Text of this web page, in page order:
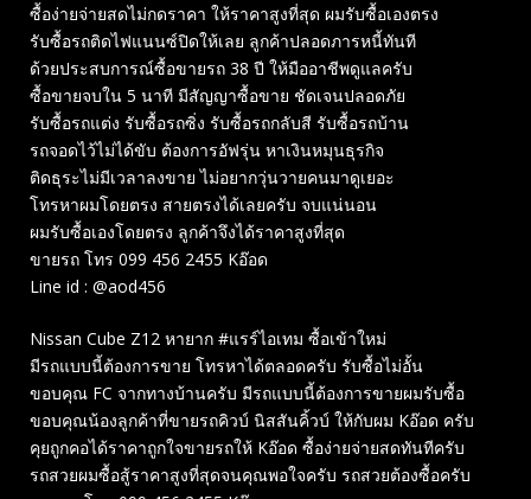
ซื้อง่ายจ่ายสดไม่กดราคา ให้ราคาสูงที่สุด ผมรับซื้อเองตรง
รับซื้อรถติดไฟแนนซ์ปิดให้เลย ลูกค้าปลอดภารหนี้ทันที
ด้วยประสบการณ์ซื้อขายรถ 38 ปี ให้มืออาชีพดูแลครับ
ซื้อขายจบใน 5 นาที มีสัญญาซื้อขาย ชัดเจนปลอดภัย
รับซื้อรถแต่ง รับซื้อรถซิ่ง รับซื้อรถกลับสี รับซื้อรถบ้าน
รถจอดไว้ไม่ได้ขับ ต้องการอัฟรุ่น หาเงินหมุนธุรกิจ
ติดธุระไม่มีเวลาลงขาย ไม่อยากวุ่นวายคนมาดูเยอะ
โทรหาผมโดยตรง สายตรงได้เลยครับ จบแน่นอน
ผมรับซื้อเองโดยตรง ลูกค้าจึงได้ราคาสูงที่สุด
ขายรถ โทร 099 456 2455 Kอ๊อด
Line id : @aod456
Nissan Cube Z12 หายาก #แรร์ไอเทม ซื้อเข้าใหม่
มีรถแบบนี้ต้องการขาย โทรหาได้ตลอดครับ รับซื้อไม่อั้น
ขอบคุณ FC จากทางบ้านครับ มีรถแบบนี้ต้องการขายผมรับซื้อ
ขอบคุณน้องลูกค้าที่ขายรถคิวบ์ นิสสันคิ้วบ์ ให้กับผม Kอ๊อด ครับ
คุยถูกคอได้ราคาถูกใจขายรถให้ Kอ๊อด ซื้อง่ายจ่ายสดทันทีครับ
รถสวยผมซื้อสู้ราคาสูงที่สุดจนคุณพอใจครับ รถสวยต้องซื้อครับ